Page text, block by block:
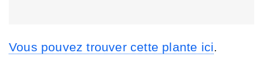
Vous pouvez trouver cette plante ici.